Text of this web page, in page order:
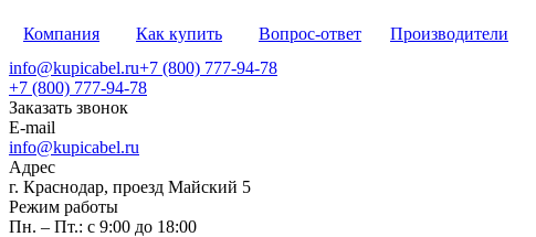
Компания Как купить Вопрос-ответ Производители
info@kupicabel.ru+7 (800) 777-94-78
+7 (800) 777-94-78
Заказать звонок
E-mail
info@kupicabel.ru
Адрес
г. Краснодар, проезд Майский 5
Режим работы
Пн. – Пт.: с 9:00 до 18:00